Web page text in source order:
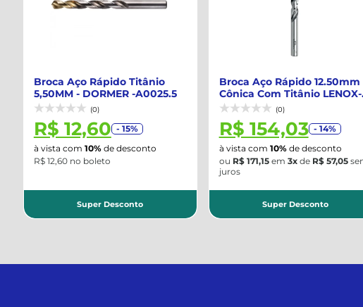
Broca Aço Rápido Titânio
5,50MM - DORMER -A0025.5
(0)
R$ 12,60 - 15%
à vista com10%de desconto
R$ 12,60 no boleto
Super Desconto
Broca Aço Rápido 12.50mm
Cônica Com Titânio LENOX-
TB41992
(0)
R$ 154,03 - 14%
à vista com10%de desconto
ouR$ 171,15em3xdeR$ 57,05sem
juros
Super Desconto